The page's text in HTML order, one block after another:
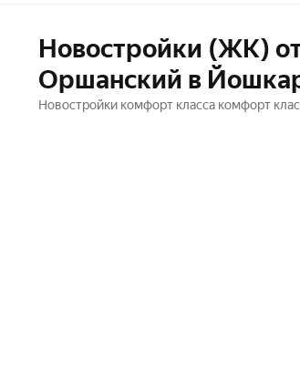
Новостройки (ЖК)
Оршанский в
Новостройки комфорт класса комфорт